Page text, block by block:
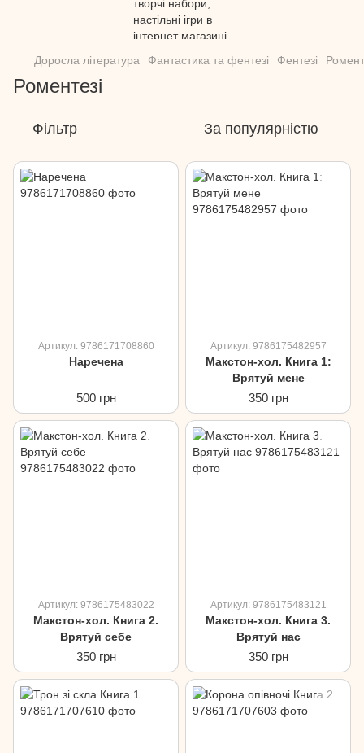
Доросла література Фантастика та фентезі Фентезі
Роментезі
Фільтр За популярністю
Артикул: 9786171708860
Наречена
500 грн
Артикул: 9786175482957
Макстон-хол. Книга 1:
Врятуй мене
350 грн
Артикул: 9786175483022
Макстон-хол. Книга 2.
Врятуй себе
350 грн
Артикул: 9786175483121
Макстон-хол. Книга 3.
Врятуй нас
350 грн